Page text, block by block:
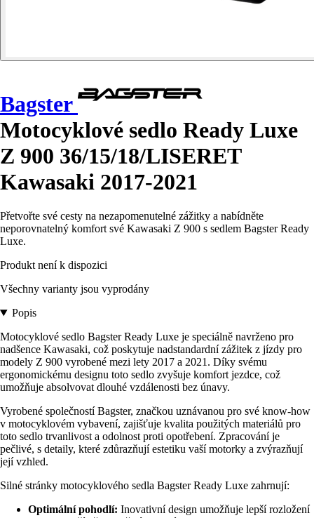
Bagster
Motocyklové sedlo Ready Luxe
Z 900 36/15/18/LISERET
Kawasaki 2017-2021
Přetvořte své cesty na nezapomenutelné zážitky a nabídněte
neporovnatelný komfort své Kawasaki Z 900 s sedlem Bagster Ready
Luxe.
Produkt není k dispozici
Všechny varianty jsou vyprodány
Popis
Motocyklové sedlo Bagster Ready Luxe je speciálně navrženo pro
nadšence Kawasaki, což poskytuje nadstandardní zážitek z jízdy pro
modely Z 900 vyrobené mezi lety 2017 a 2021. Díky svému
ergonomickému designu toto sedlo zvyšuje komfort jezdce, což
umožňuje absolvovat dlouhé vzdálenosti bez únavy.
Vyrobené společností Bagster, značkou uznávanou pro své know-how
v motocyklovém vybavení, zajišťuje kvalita použitých materiálů pro
toto sedlo trvanlivost a odolnost proti opotřebení. Zpracování je
pečlivé, s detaily, které zdůrazňují estetiku vaší motorky a zvýrazňují
její vzhled.
Silné stránky motocyklového sedla Bagster Ready Luxe zahrnují:
Optimální pohodlí: Inovativní design umožňuje lepší rozložení